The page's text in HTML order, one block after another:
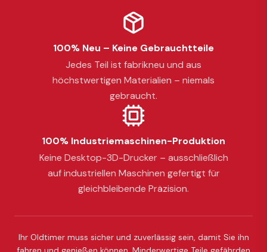
100% Neu – Keine Gebrauchtteile
Jedes Teil ist fabrikneu und aus
höchstwertigen Materialien – niemals
gebraucht.
100% Industriemaschinen-Produktion
Keine Desktop-3D-Drucker – ausschließlich
auf industriellen Maschinen gefertigt für
gleichbleibende Präzision.
Ihr Oldtimer muss sicher und zuverlässig sein, damit Sie ihn